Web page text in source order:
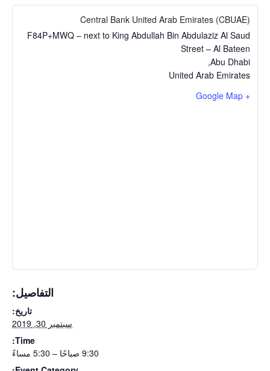
التفاصيل:
تاريخ:
سبتمبر 30, 2019
Time:
9:30 صباحًا – 5:30 مساءً
Central Bank United Arab Emirates (CBUAE)
F84P+MWQ – next to King Abdullah Bin Abdulaziz Al Saud
Street – Al Bateen
Abu Dhabi
,
United Arab Emirates
+ Google Map